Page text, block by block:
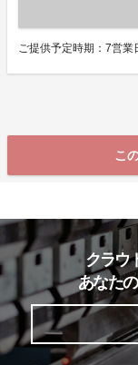
ご提供予定時期：7営業
こ
クラウ
あなた